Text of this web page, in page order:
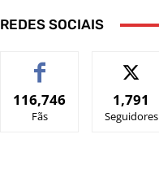
REDES SOCIAIS
116,746
Fãs
1,791
Seguidores